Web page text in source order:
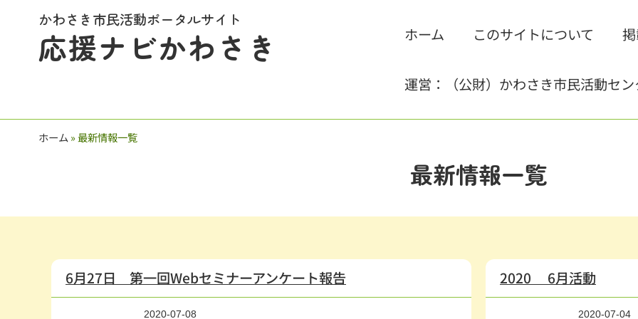
かわさき市民活動ポータルサイト
応援ナビかわさき ホーム このサイトについて
運営：（公財）かわさき市民活動セン
ホーム»最新情報一覧
最新情報一覧
6月27日 第一回Webセミナーアンケート報告
2020-07-08
2020 6月活動
2020-07-04